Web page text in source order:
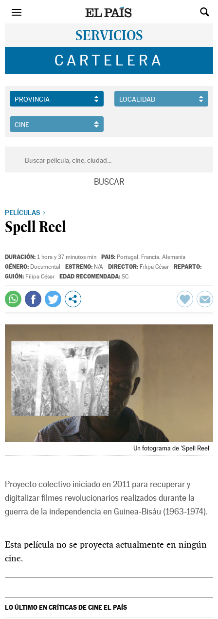
SERVICIOS
CARTELERA
PELÍCULAS
Spell Reel
DURACIÓN: 1 hora y 37 minutos min PAIS: Portugal, Francia, Alemania
GÉNERO: Documental ESTRENO: N/A DIRECTOR: Filipa César
REPARTO:
GUIÓN: Filipa César EDAD RECOMENDADA: SC
Un fotograma de 'Spell Reel'
Proyecto colectivo iniciado en 2011 para recuperar y
digitalizar filmes revolucionarios realizados durante la
guerra de la independencia en Guinea-Bisáu (1963-1974).
Esta película no se proyecta actualmente en ningún
cine.
LO ÚLTIMO EN CRÍTICAS DE CINEEL PAÍS